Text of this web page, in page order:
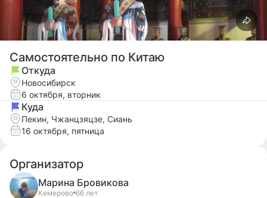
Самостоятельно по Китаю
Откуда
Новосибирск
6 октября, вторник
Куда
Пекин, Чжанцзяцзе, Сиань
16 октября, пятница
Организатор
Марина Бровикова
Кемерово 66 лет